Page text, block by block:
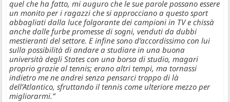
quel che ha fatto, mi auguro che le sue parole possano essere
un monito per i ragazzi che si approcciano a questo sport
abbagliati dalla luce folgorante dei campioni in TV e chissà
anche dalle furbe promesse di sogni, venduti da dubbi
mestieranti del settore. E infine sono d’accordissimo con lui
sulla possibilità di andare a studiare in una buona
università degli States con una borsa di studio, magari
proprio grazie al tennis; erano altri tempi, ma tornassi
indietro me ne andrei senza pensarci troppo di là
dell’Atlantico, sfruttando il tennis come ulteriore mezzo per
migliorarmi.”